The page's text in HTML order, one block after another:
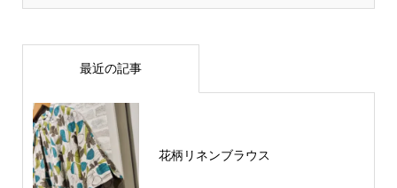
最近の記事
花柄リネンブラウス